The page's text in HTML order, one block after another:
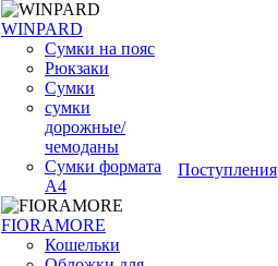
WINPARD
Сумки на пояс
Рюкзаки
Сумки
сумки
дорожные/
чемоданы
Сумки формата
А4
FIORAMORE
Кошельки
Поступления